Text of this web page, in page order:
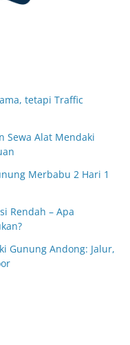
tetapi Traffic
Sewa Alat Mendaki
Merbabu 2 Hari 1
Rendah – Apa
Gunung Andong: Jalur,